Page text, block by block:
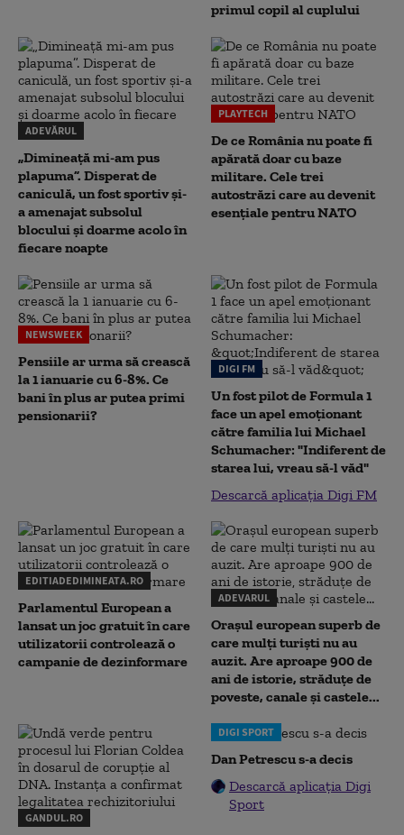
primul copil al cuplului
ADEVĂRUL
„Dimineață mi-am pus
plapuma”. Disperat de
caniculă, un fost sportiv și-
a amenajat subsolul
blocului și doarme acolo în
fiecare noapte
PLAYTECH
De ce România nu poate fi
apărată doar cu baze
militare. Cele trei
autostrăzi care au devenit
esențiale pentru NATO
NEWSWEEK
Pensiile ar urma să crească
la 1 ianuarie cu 6-8%. Ce
bani în plus ar putea primi
pensionarii?
DIGI FM
Un fost pilot de Formula 1
face un apel emoționant
către familia lui Michael
Schumacher: "Indiferent de
starea lui, vreau să-l văd"
Descarcă aplicația Digi FM
EDITIADEDIMINEATA.RO
Parlamentul European a
lansat un joc gratuit în care
utilizatorii controlează o
campanie de dezinformare
ADEVARUL
Orașul european superb de
care mulți turiști nu au
auzit. Are aproape 900 de
ani de istorie, străduțe de
poveste, canale și castele...
GANDUL.RO
DIGI SPORT
Dan Petrescu s-a decis
Descarcă aplicația Digi
Sport